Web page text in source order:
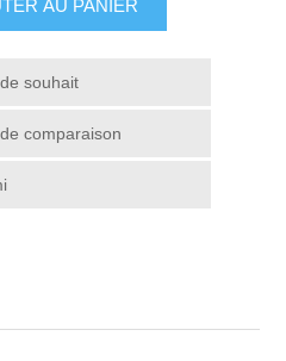
AU PANIER
souhait
comparaison